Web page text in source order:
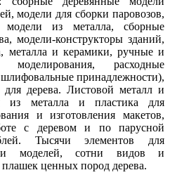
модели для сборки паровозов,
из металла, сборные
модели-конструкторы зданий,
металла и керамики, ручные и
моделирования, расходные
принадлежности),
дерева. Листовой металл и
из металла и пластика для
и изготовления макетов,
с деревом и по парусной
Тысячи элементов для
моделей, сотни видов и
ценных пород дерева.